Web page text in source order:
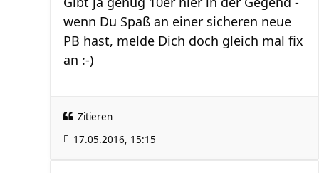
wenn Du Spaß an einer sicheren neue
PB hast, melde Dich doch gleich mal fix
an :-)
Zitieren
17.05.2016, 15:15